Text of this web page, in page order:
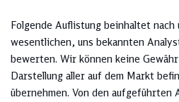
Folgende Auflistung beinhaltet
wesentlichen, uns bekannten
bewerten. Wir können keine
Darstellung aller auf dem Markt
übernehmen. Von den